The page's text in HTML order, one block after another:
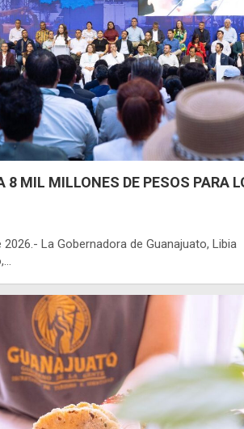
MIL MILLONES DE PESOS PARA
La Gobernadora de Guanajuato, Libia